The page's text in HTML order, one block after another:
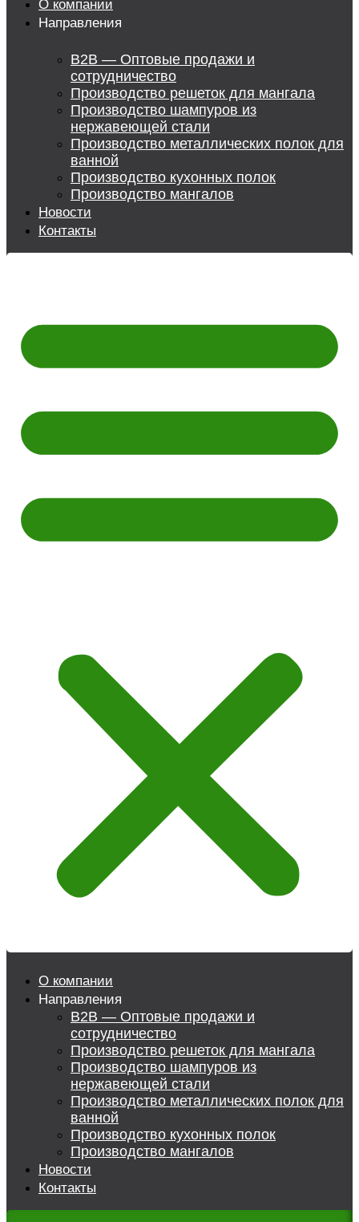
О компании
Направления
B2B — Оптовые продажи и
сотрудничество
Производство решеток для мангала
Производство шампуров из
нержавеющей стали
Производство металлических полок для
ванной
Производство кухонных полок
Производство мангалов
Новости
Контакты
О компании
Направления
B2B — Оптовые продажи и
сотрудничество
Производство решеток для мангала
Производство шампуров из
нержавеющей стали
Производство металлических полок для
ванной
Производство кухонных полок
Производство мангалов
Новости
Контакты